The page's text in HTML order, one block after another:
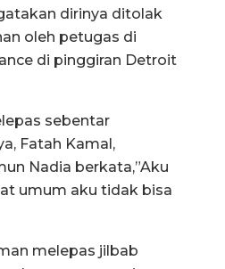
dirinya ditolak
oleh petugas di
di pinggiran Detroit
sebentar
Fatah Kamal,
Nadia berkata,”Aku
umum aku tidak bisa
melepas jilbab